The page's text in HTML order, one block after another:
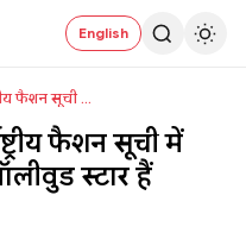
English
दीपिका पादुकोण इस अंतर्राष्ट्रीय फैशन सूची में शाम...
फैशन सूची में
स्टार हैं